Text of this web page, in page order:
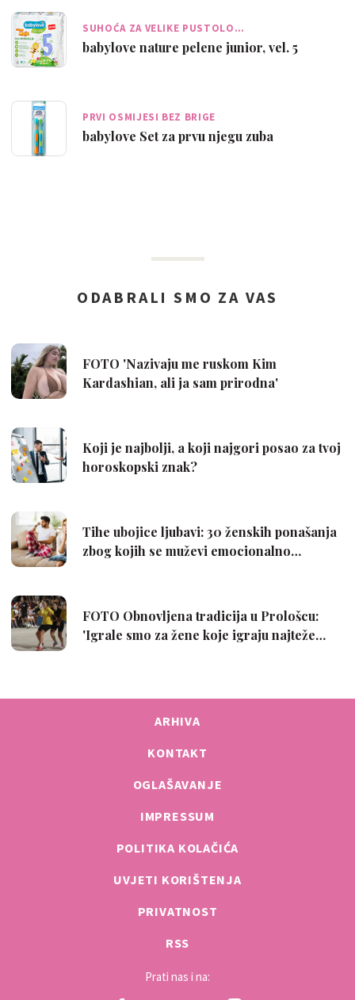
SUHOĆA ZA VELIKE PUSTOLO…
babylove nature pelene junior, vel. 5
PRVI OSMIJESI BEZ BRIGE
babylove Set za prvu njegu zuba
ARHIVA
KONTAKT
OGLAŠAVANJE
IMPRESSUM
POLITIKA KOLAČIĆA
UVJETI KORIŠTENJA
PRIVATNOST
RSS
Prati nas i na: